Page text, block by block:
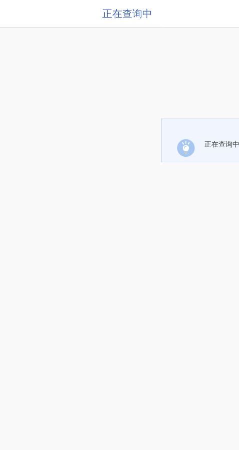
正在查询中
正在查询